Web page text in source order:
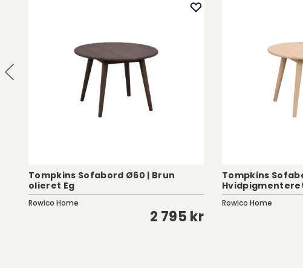
Tompkins Sofabord Ø60 | Brun
olieret Eg
Rowico Home
2 795 kr
Tompkins
Rowico Home